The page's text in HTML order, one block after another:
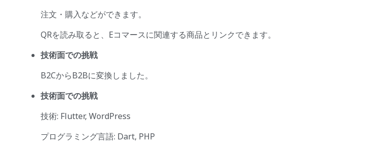
注文・購入などができます。
QRを読み取ると、Eコマースに関連する商品とリンクできます。
技術面での挑戦
B2CからB2Bに変換しました。
技術面での挑戦
技術: Flutter, WordPress
プログラミング言語: Dart, PHP